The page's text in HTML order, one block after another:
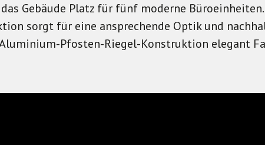
Gebäude Platz für fünf moderne
sorgt für eine ansprechende Optik und
Pfosten-Riegel-Konstruktion elegant